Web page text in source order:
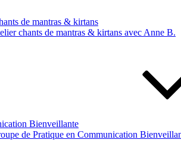
de mantras & kirtans
chants de mantras & kirtans avec Anne B.
Bienveillante
de Pratique en Communication